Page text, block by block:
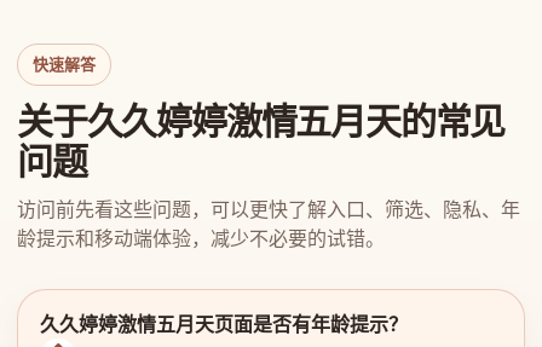
快速解答
关于久久婷婷激情五月天的常见
问题
访问前先看这些问题，可以更快了解入口、筛选、隐私、年
龄提示和移动端体验，减少不必要的试错。
久久婷婷激情五月天页面是否有年龄提示？